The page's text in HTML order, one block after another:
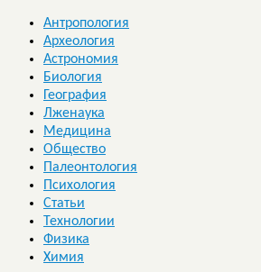
Антропология
Археология
Астрономия
Биология
География
Лженаука
Медицина
Общество
Палеонтология
Психология
Статьи
Технологии
Физика
Химия